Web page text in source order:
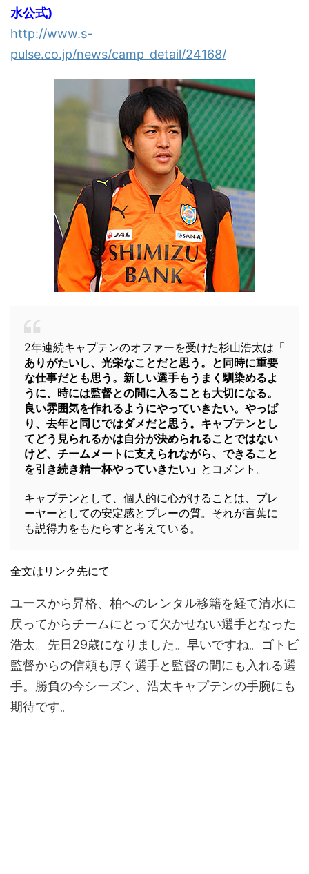
水公式)
http://www.s-
pulse.co.jp/news/camp_detail/24168/
2年連続キャプテンのオファーを受けた杉山浩太は 「
ありがたいし、光栄なことだと思う。と同時に重要
な仕事だとも思う。新しい選手もうまく馴染めるよ
うに、時には監督との間に入ることも大切になる。
良い雰囲気を作れるようにやっていきたい。やっぱ
り、去年と同じではダメだと思う。キャプテンとし
てどう見られるかは自分が決められることではない
けど、チームメートに支えられながら、できること
を引き続き精一杯やっていきたい」 とコメント。
キャプテンとして、個人的に心がけることは、プレ
ーヤーとしての安定感とプレーの質。それが言葉に
も説得力をもたらすと考えている。
全文はリンク先にて
ユースから昇格、柏へのレンタル移籍を経て清水に
戻ってからチームにとって欠かせない選手となった
浩太。先日29歳になりました。早いですね。ゴトビ
監督からの信頼も厚く選手と監督の間にも入れる選
手。勝負の今シーズン、浩太キャプテンの手腕にも
期待です。